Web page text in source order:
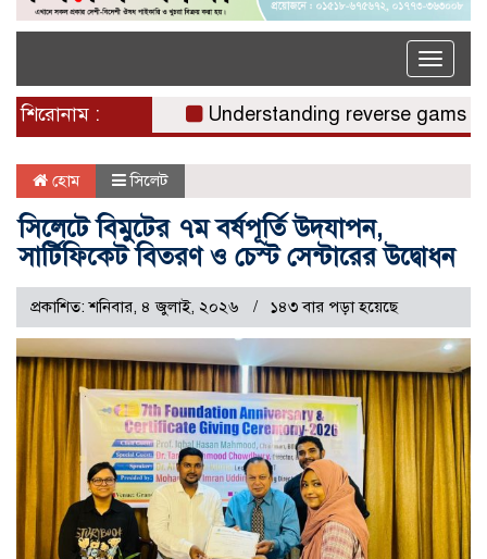
Toggle
শিরোনাম : Understanding reverse gamstop
হোম সিলেট
সিলেটে বিমুটের ৭ম বর্ষপূর্তি উদযাপন,
সার্টিফিকেট বিতরণ ও চেস্ট সেন্টারের উদ্বোধন
প্রকাশিত: শনিবার, ৪ জুলাই, ২০২৬ ১৪৩ বার পড়া হয়েছে